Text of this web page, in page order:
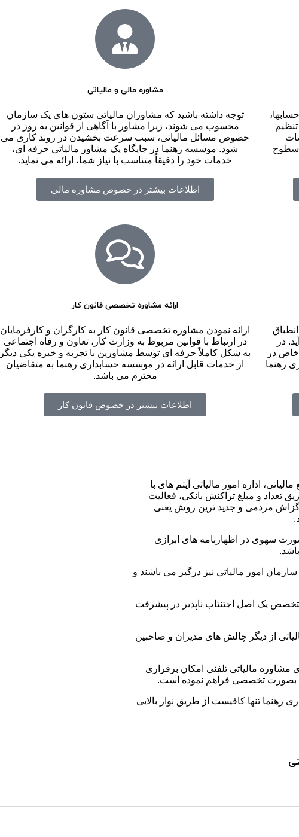
سطوح
مشاوره مالی و مالیاتی
توجه داشته باشید که مشاوران مالیاتی ستون های یک سازمان
محسوب می شوند، زیرا مشاور با آگاهی از قوانین به روز در
خصوص مسائل مالیاتی، سبب سرعت بخشیدن در روند کاری می
شود. موسسه رهنما در جایگاه یک مشاور مالیاتی حرفه ای،
خدمات خود را دقیقاً متناسب با نیاز شما، ارائه می نماید.
اطلاعات بیشتر در خصوص مشاوره مالی
در
در
رهنما
ارائه مشاوره تخصصی قانون کار
ارائه نمودن مشاوره تخصصی قانون کار به کارگران و کارفرمایان
در ارتباط با قوانین مربوط به وزارت کار، تعاون و رفاه اجتماعی
به شکل کاملاً حرفه ای توسط مشاورین با تجربه و خبره یکی دیگر
از خدمات قابل ارائه در موسسه حسابداری رهنما به متقاضیان
محترم می باشد.
اطلاعات بیشتر در خصوص قانون کار
اداره امور مالیاتی آیتم های با
تعداد و مبلغ تراکنش بانکی، فعالیت
گزاش مردمی و جدید ترین روش یعنی
سهوی در اظهارنامه های ابرازی
امور مالیاتی نیز درگیر می باشند و
یک اصل اجتنتاب ناپذیر در پیشرفت
از دیگر چالش های مدیران و صاحبین
مالیاتی تلفنی امکان برقراری
را بصورت تخصصی فراهم نموده است.
رهنما تنها کافیست از طریق نوار بالایی